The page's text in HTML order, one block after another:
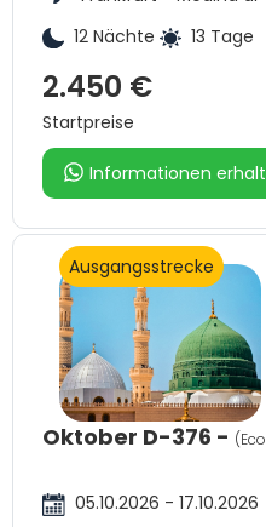
12 Nächte
13 Tage
2.450 €
Startpreise
Informationen
Ausgangsstrecke
Oktober D-376 -
05.10.2026 - 17.10.2026